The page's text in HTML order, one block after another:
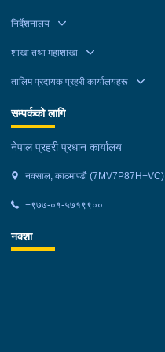
निर्देशनालय
शाखा तथा महाशाखा
तालिम प्रदायक प्रहरी कार्यालयहरू
सम्पर्कको लागि
नेपाल प्रहरी प्रधान कार्यालय
नक्साल, काठमाण्डौ (7MV7P87H+VC)
+९७७-०१-५७१९९००
नक्शा